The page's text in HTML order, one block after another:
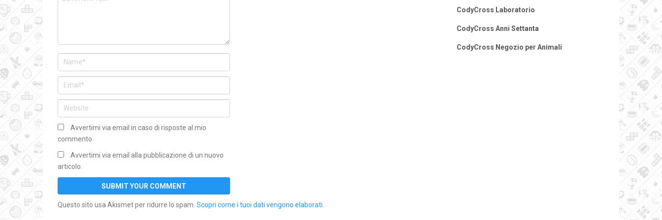
Avvertimi via email in caso di risposte al mio
commento.
Avvertimi via email alla pubblicazione di un nuovo
articolo.
Questo sito usa Akismet per ridurre lo spam. Scopri come i tuoi dati vengono elaborati
CodyCross Laboratorio
CodyCross Anni Settanta
CodyCross Negozio per Animali